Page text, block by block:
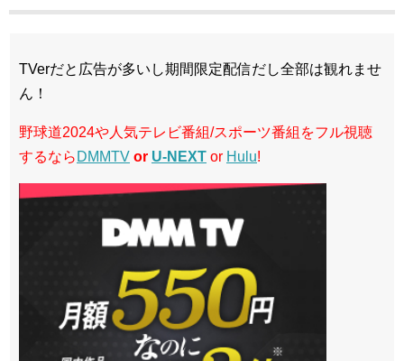
TVerだと広告が多いし期間限定配信だし全部は観れませ
ん！
野球道2024や人気テレビ番組/スポーツ番組をフル視聴
するなら DMMTV or U-NEXT or Hulu!